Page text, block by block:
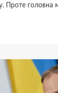
Проте головна